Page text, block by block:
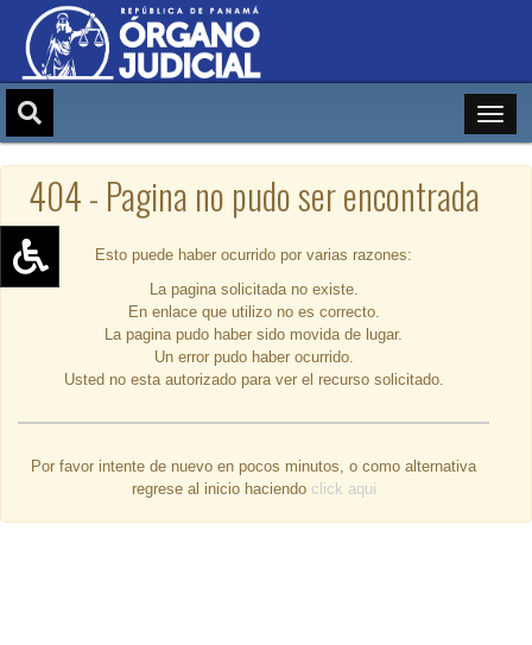
Aumentar texto (+)
Reducir texto (-)
Restablecer texto
Escala de grises
404 - Pagina no pudo ser encontrada
Esto puede haber ocurrido por varias razones:
La pagina solicitada no existe.
En enlace que utilizo no es correcto.
La pagina pudo haber sido movida de lugar.
Un error pudo haber ocurrido.
Usted no esta autorizado para ver el recurso solicitado.
Por favor intente de nuevo en pocos minutos, o como alternativa
regrese al inicio haciendo click aqui